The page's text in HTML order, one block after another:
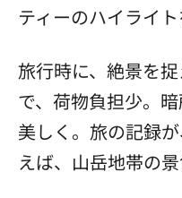
ティーのハイライト
旅行時に、絶景を
で、荷物負担少。
美しく。旅の記録
えば、山岳地帯の